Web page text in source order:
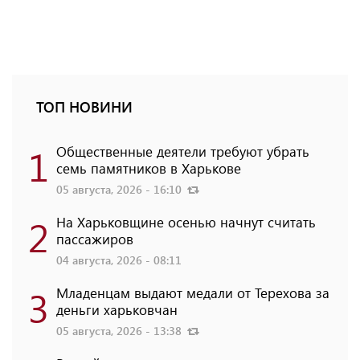
ТОП НОВИНИ
1 Общественные деятели требуют убрать
семь памятников в Харькове
05 августа, 2026 - 16:10
2 На Харьковщине осенью начнут считать
пассажиров
04 августа, 2026 - 08:11
3 Младенцам выдают медали от Терехова за
деньги харьковчан
05 августа, 2026 - 13:38